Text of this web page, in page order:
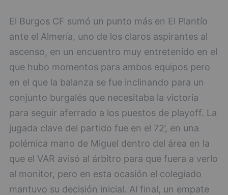
El Burgos CF sumó un punto más en El Plantío
ante el Almería, uno de los claros aspirantes al
ascenso, en un encuentro muy entretenido en el
que hubo momentos para ambos equipos pero
en el que la balanza se fue inclinando para un
conjunto burgalés que necesitaba la victoria
para seguir aferrado a los puestos de playoff. La
jugada clave del partido fue en el 72’, en una
polémica mano de Miguel dentro del área en la
que el VAR avisó al árbitro para que fuera a verlo
al monitor, pero en esta ocasión el colegiado
mantuvo su decisión inicial. Al final, un empate